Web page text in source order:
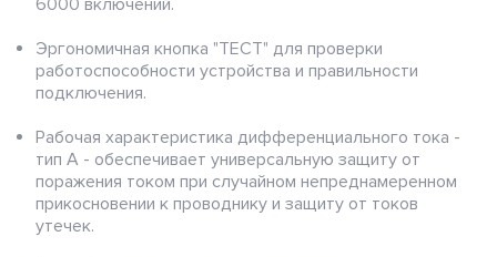
Эргономичная кнопка "ТЕСТ" для проверки
работоспособности устройства и правильности
подключения.
Рабочая характеристика дифференциального тока -
тип А - обеспечивает универсальную защиту от
поражения током при случайном непреднамеренном
прикосновении к проводнику и защиту от токов
утечек.